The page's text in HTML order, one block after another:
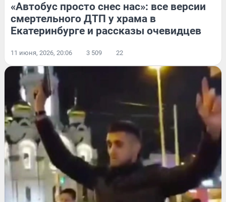
«Автобус просто снес нас»: все версии
смертельного ДТП у храма в
Екатеринбурге и рассказы очевидцев
11 июня, 2026, 20:06 3 509 22